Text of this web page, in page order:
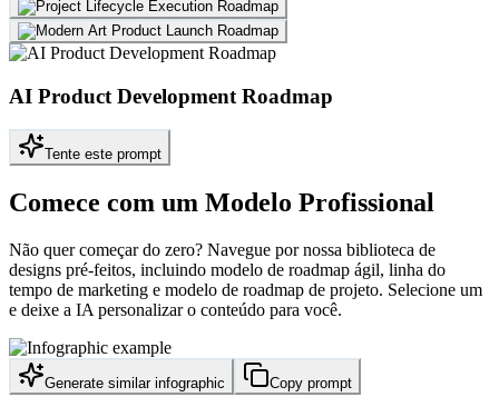
AI Product Development Roadmap
Tente este prompt
Comece com um Modelo Profissional
Não quer começar do zero? Navegue por nossa biblioteca de
designs pré-feitos, incluindo modelo de roadmap ágil, linha do
tempo de marketing e modelo de roadmap de projeto. Selecione um
e deixe a IA personalizar o conteúdo para você.
Generate similar infographic Copy prompt